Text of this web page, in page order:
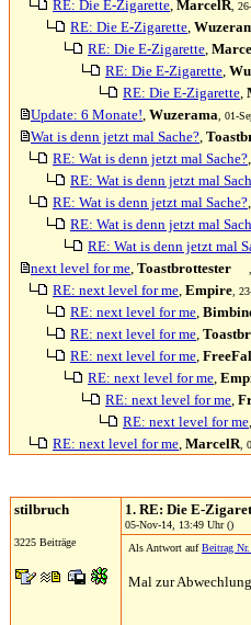
RE: Die E-Zigarette, MarcelR ,
RE: Die E-Zigarette,
RE: Die E-Zigarette,
RE: Die E-Zigarette,
RE: Die E-Zigarette,
Update: 6 Monate!, Wuzerama , 01-
Wat is denn jetzt mal Sache?,
RE: Wat is denn jetzt mal Sache?,
RE: Wat is denn jetzt mal
RE: Wat is denn jetzt mal Sache?,
RE: Wat is denn jetzt mal
RE: Wat is denn jetzt mal
next level for me, Toastbrottester
RE: next level for me, Empire ,
RE: next level for me,
RE: next level for me,
RE: next level for me,
RE: next level for me,
RE: next level for me,
RE: next level for me,
RE: next level for me, MarcelR ,
stilbruch
3225 Beiträge
1. RE: Die E-
05-Nov-14, 13:49 Uhr ()
Als Antwort aufBeitrag
Mal zur